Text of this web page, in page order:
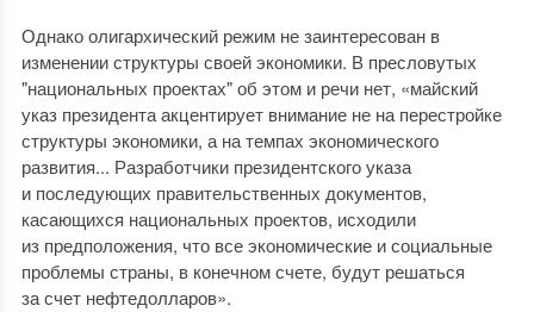
Однако олигархический режим не заинтересован в
изменении структуры своей экономики. В пресловутых
"национальных проектах" об этом и речи нет, «майский
указ президента акцентирует внимание не на перестройке
структуры экономики, а на темпах экономического
развития... Разработчики президентского указа
и последующих правительственных документов,
касающихся национальных проектов, исходили
из предположения, что все экономические и социальные
проблемы страны, в конечном счете, будут решаться
за счет нефтедолларов».